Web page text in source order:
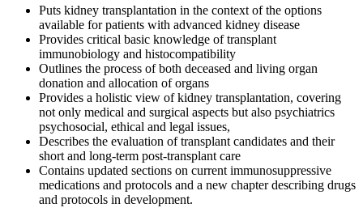
Puts kidney transplantation in the context of the options
available for patients with advanced kidney disease
Provides critical basic knowledge of transplant
immunobiology and histocompatibility
Outlines the process of both deceased and living organ
donation and allocation of organs
Provides a holistic view of kidney transplantation, covering
not only medical and surgical aspects but also psychiatrics
psychosocial, ethical and legal issues,
Describes the evaluation of transplant candidates and their
short and long-term post-transplant care
Contains updated sections on current immunosuppressive
medications and protocols and a new chapter describing drugs
and protocols in development.